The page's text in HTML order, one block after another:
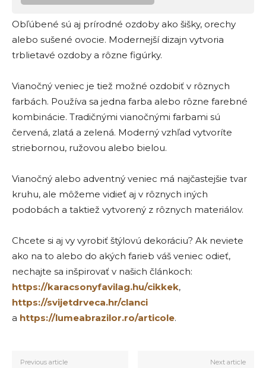
Obľúbené sú aj prírodné ozdoby ako šišky, orechy
alebo sušené ovocie. Modernejší dizajn vytvoria
trblietavé ozdoby a rôzne figúrky.
Vianočný veniec je tiež možné ozdobiť v rôznych
farbách. Používa sa jedna farba alebo rôzne farebné
kombinácie. Tradičnými vianočnými farbami sú
červená, zlatá a zelená. Moderný vzhľad vytvoríte
striebornou, ružovou alebo bielou.
Vianočný alebo adventný veniec má najčastejšie tvar
kruhu, ale môžeme vidieť aj v rôznych iných
podobách a taktiež vytvorený z rôznych materiálov.
Chcete si aj vy vyrobiť štýlovú dekoráciu? Ak neviete
ako na to alebo do akých farieb váš veniec odieť,
nechajte sa inšpirovať v našich článkoch:
https://karacsonyfavilag.hu/cikkek,
https://svijetdrveca.hr/clanci
a https://lumeabrazilor.ro/articole.
Previous article Next article